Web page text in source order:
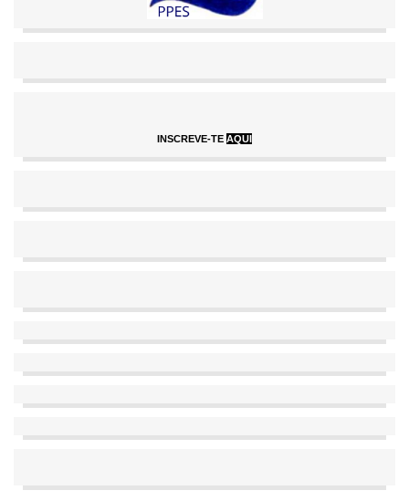
INSCREVE-TE AQUI